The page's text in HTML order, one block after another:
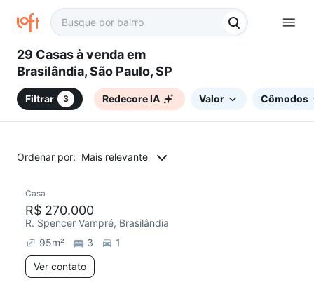
29 Casas à venda em
Brasilândia, São Paulo, SP
Filtrar 3 Redecore IA Valor Cômodos
Ordenar por: Mais relevante
Casa
R$ 270.000
R. Spencer Vampré, Brasilândia
95m² 3
1
Ver contato